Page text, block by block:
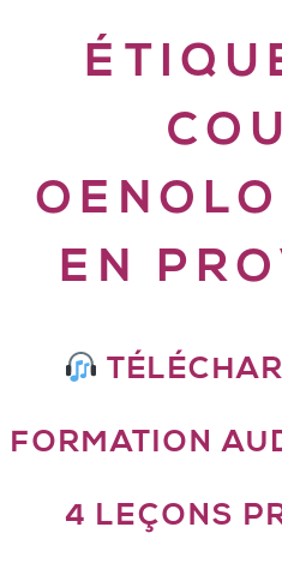
EN
FORMATION
4 LEÇONS